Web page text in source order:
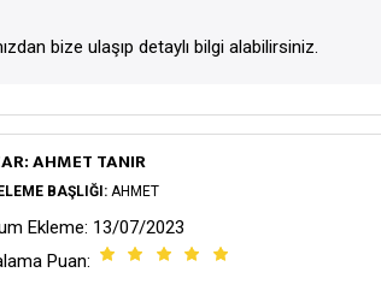
bize ulaşıp detaylı bilgi alabilirsiniz.
AHMET TANIR
BAŞLIĞI: AHMET
Ekleme: 13/07/2023
Puan: